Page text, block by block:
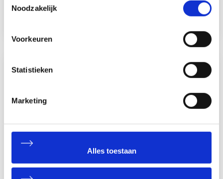
Noodzakelijk
Voorkeuren
Statistieken
Marketing
Alles toestaan
Bel Matex
Contactgegevens
Damzigt 15
Bekijk route
+31 (0)30 – 227 11 11
Matex Bedrijfsdeuren B.V.